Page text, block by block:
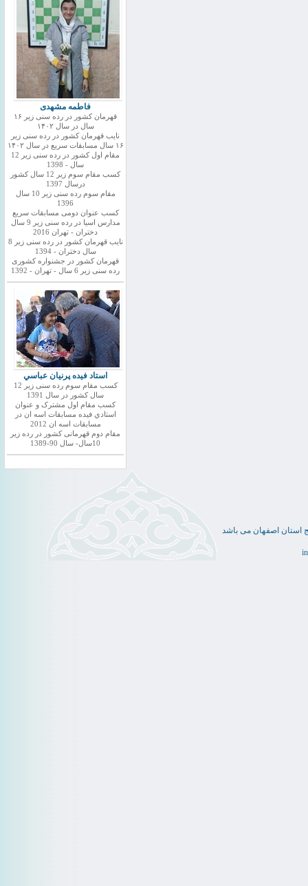
فاطمه مشهدی
قهرمان کشور در رده سنی زیر ۱۶
سال در سال ۱۴۰۲
نایب قهرمان کشور در رده سنی زیر
۱۶ سال مسابقات سریع در سال ۱۴۰۲
مقام اول کشور در رده سنی زیر 12
سال - 1398
کسب مقام سوم زیر 12 سال کشور
درسال 1397
مقام سوم رده سنی زیر 10 سال
1396
کسب عنوان دومی مسابقات سریع
مدارس اسیا در رده سنی زیر 9 سال
دختران - تهران 2016
نایب قهرمان کشور در رده سنی زیر 8
سال دختران - 1394
قهرمان کشور در جشنواره کشوری
رده سنی زیر 6 سال - تهران - 1392
استاد فيده پرنيان عباسي
کسب مقام سوم رده سنی زیر 12
سال کشور در سال 1391
کسب مقام اول مشترک و عنوان
استادي فيده مسابقات اسه ان در
مسابقات اسه ان 2012
مقام دوم قهرمانی کشور در رده زیر
10سال- سال 90-1389
استان اصفهان می باشد